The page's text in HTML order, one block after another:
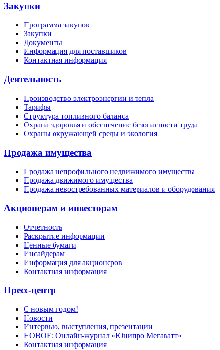
Закупки
Программа закупок
Закупки
Документы
Информация для поставщиков
Контактная информация
Деятельность
Производство электроэнергии и тепла
Тарифы
Структура топливного баланса
Охрана здоровья и обеспечение безопасности труда
Охраны окружающей среды и экология
Продажа имущества
Продажа непрофильного недвижимого имущества
Продажа движимого имущества
Продажа невостребованных материалов и оборудования
Акционерам и инвесторам
Отчетность
Раскрытие информации
Ценные бумаги
Инсайдерам
Информация для акционеров
Контактная информация
Пресс-центр
С новым годом!
Новости
Интервью, выступления, презентации
НОВОЕ: Онлайн-журнал «Юнипро Мегаватт»
Контактная информация